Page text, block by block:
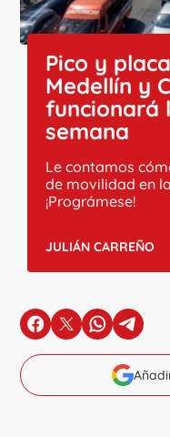
Pico y
Medellín y
funcionará
semana
Le contamos
de movilidad en
¡Prográmese!
JULIÁN CARREÑO
en Facebook
en Xen en